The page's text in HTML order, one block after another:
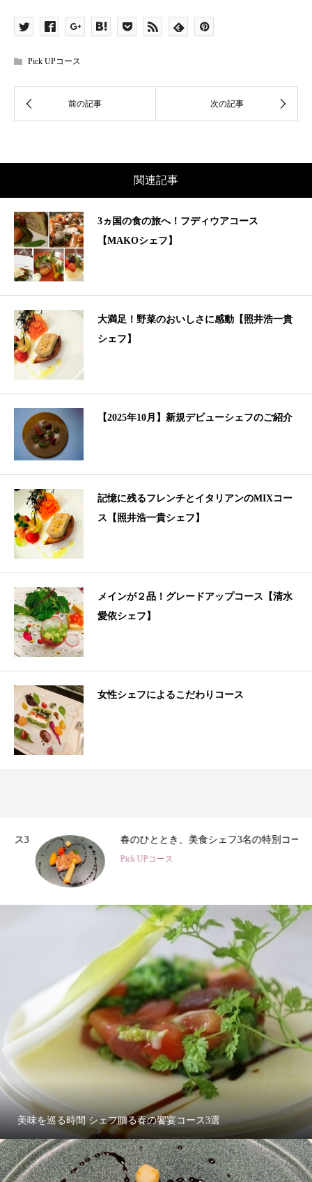
Pick UPコース
関連記事
3ヵ国の食の旅へ！フディウアコース
【MAKOシェフ】
大満足！野菜のおいしさに感動【照井浩一貴
シェフ】
【2025年10月】新規デビューシェフのご紹介
記憶に残るフレンチとイタリアンのMIXコー
ス【照井浩一貴シェフ】
メインが２品！グレードアップコース【清水
愛依シェフ】
女性シェフによるこだわりコース
春のひととき、美食シェフ3名の特別コース
Pick UPコース
美味を巡る時間 シェフ贈る春の饗宴コース3選